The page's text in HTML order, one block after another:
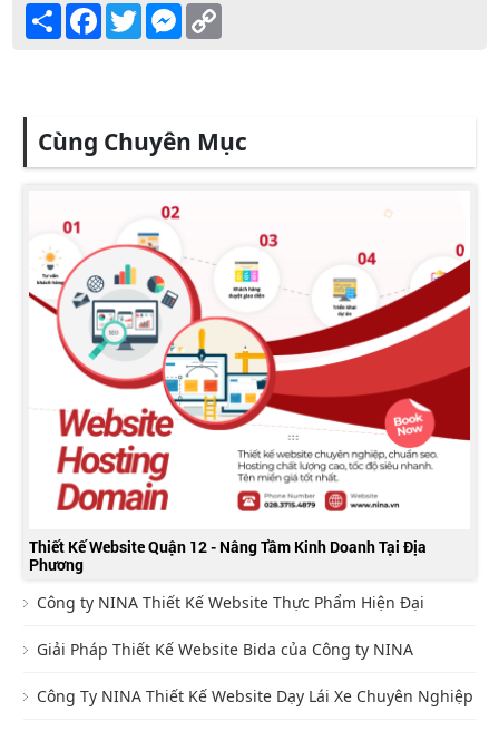
Share Facebook
TwitterMessenger
Cùng Chuyên Mục
Thiết Kế Website Quận 12 - Nâng Tầm Kinh Doanh Tại Địa
Phương
Công ty NINA Thiết Kế Website Thực Phẩm Hiện Đại
Giải Pháp Thiết Kế Website Bida của Công ty NINA
Công Ty NINA Thiết Kế Website Dạy Lái Xe Chuyên Nghiệp